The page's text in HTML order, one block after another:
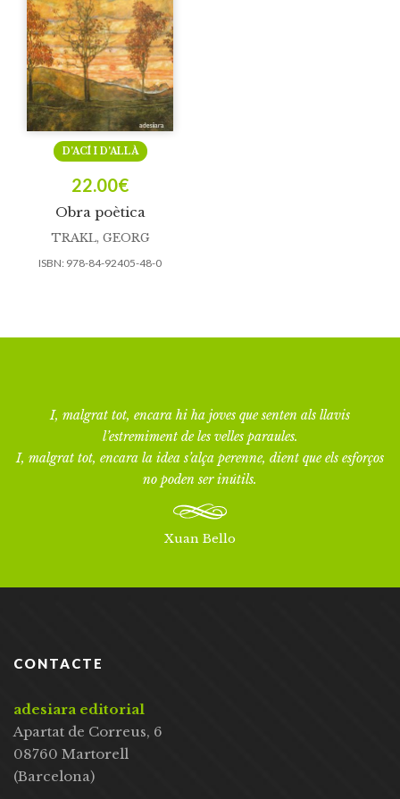
Obra poètica
D’ACÍ I D’ALLÀ
22.00€
TRAKL, GEORG
ISBN: 978-84-92405-48-0
I, malgrat tot, encara hi ha joves que senten als llavis
l’estremiment de les velles paraules.
I, malgrat tot, encara la idea s’alça perenne, dient que els esforços
no poden ser inútils.
Xuan Bello
CONTACTE
adesiara editorial
Apartat de Correus, 6
08760 Martorell
(Barcelona)